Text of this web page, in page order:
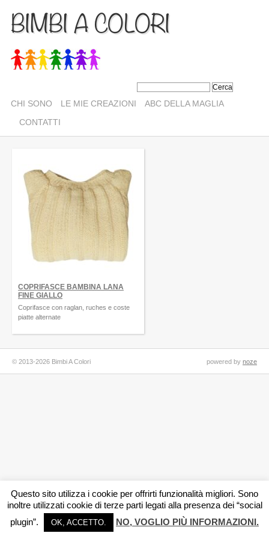
BIMBI A COLORI
CHI SONO LE MIE CREAZIONI
ABC DELLA MAGLIA
CONTATTI
COPRIFASCE BAMBINA LANA
FINE GIALLO
Coprifasce con raglan, ruches e coste
piatte alternate
© 2013-2026 Bimbi A Colori powered by noze
Questo sito utilizza i cookie per offrirti funzionalità migliori. Sono
inoltre utilizzati cookie di terze parti legati alla presenza dei “social
plugin”.
OK, ACCETTO. NO, VOGLIO PIÙ INFORMAZIONI.